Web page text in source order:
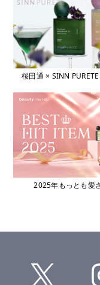
桜田通 × SINN
2025年もっとも愛